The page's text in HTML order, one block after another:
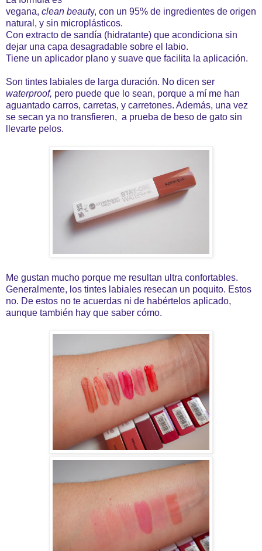
vegana, clean beauty, con un 95% de ingredientes de origen
natural, y sin microplásticos.
Con extracto de sandía (hidratante) que acondiciona sin
dejar una capa desagradable sobre el labio.
Tiene un aplicador plano y suave que facilita la aplicación.
Son tintes labiales de larga duración. No dicen ser
waterproof, pero puede que lo sean, porque a mí me han
aguantado carros, carretas, y carretones. Además, una vez
se secan ya no transfieren, a prueba de beso de gato sin
llevarte pelos.
Me gustan mucho porque me resultan ultra confortables.
Generalmente, los tintes labiales resecan un poquito. Estos
no. De estos no te acuerdas ni de habértelos aplicado,
aunque también hay que saber cómo.